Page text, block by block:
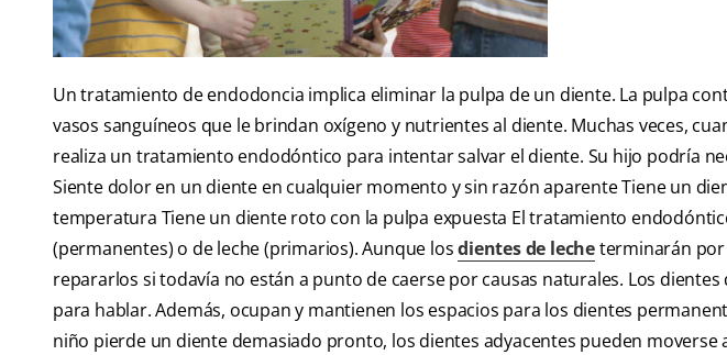
Un tratamiento de endodoncia implica eliminar la pulpa de un diente. La pulpa
vasos sanguíneos que le brindan oxígeno y nutrientes al diente. Muchas veces,
realiza un tratamiento endodóntico para intentar salvar el diente. Su hijo podría
Siente dolor en un diente en cualquier momento y sin razón aparente Tiene un
temperatura Tiene un diente roto con la pulpa expuesta El tratamiento
(permanentes) o de leche (primarios). Aunque losdientes de lecheterminarán por
repararlos si todavía no están a punto de caerse por causas naturales. Los
para hablar. Además, ocupan y mantienen los espacios para los dientes
niño pierde un diente demasiado pronto, los dientes adyacentes pueden moverse